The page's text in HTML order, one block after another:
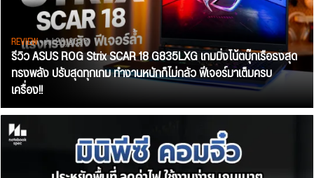
REVIEW• Jul 28, 2026
รีวิว ASUS ROG Strix SCAR 18 G835LXG เกมมิ่งโน้ตบุ๊กเรือธงสุด
ทรงพลัง ปรับสุดทุกเกม ทำงานหนักก็ไม่กลัว ฟีเจอร์มาเต็มครบ
เครื่อง!!